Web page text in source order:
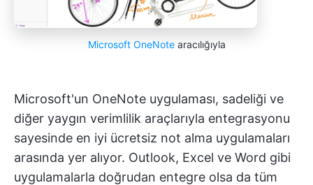
Microsoft OneNotearacılığıyla
Microsoft'un OneNote uygulaması, sadeliği ve
diğer yaygın verimlilik araçlarıyla entegrasyonu
sayesinde en iyi ücretsiz not alma uygulamaları
arasında yer alıyor. Outlook, Excel ve Word gibi
uygulamalarla doğrudan entegre olsa da tüm